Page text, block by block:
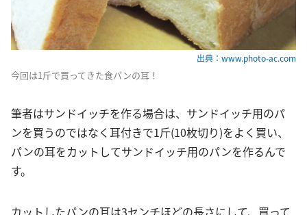
出典：www.photo-ac.com
今回は1斤で買ってきた食パンの耳！
筆者はサンドイッチを作る場合は、サンドイッチ用のパ
ンを買うのではなく耳付きで1斤(10枚切り)をよく買い、
パンの耳をカットしてサンドイッチ用のパンを作るんで
す。
カットしたパンの耳は3センチほどの長さにして、買って